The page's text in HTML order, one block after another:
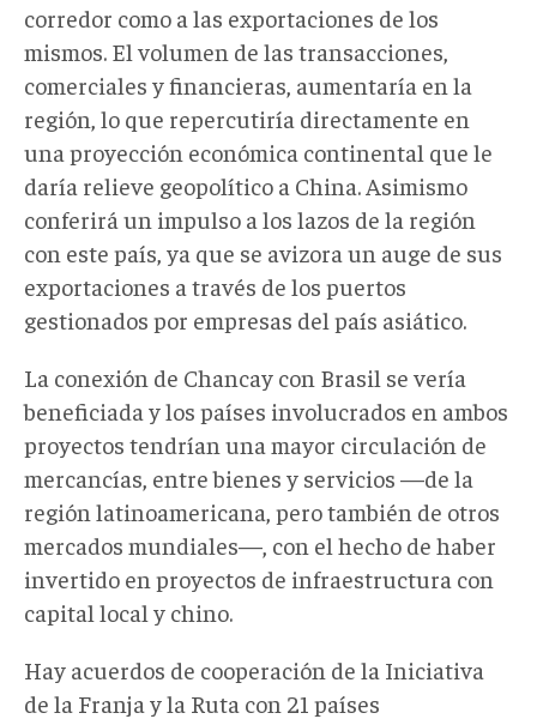
corredor como a las exportaciones de los
mismos. El volumen de las transacciones,
comerciales y financieras, aumentaría en la
región, lo que repercutiría directamente en
una proyección económica continental que le
daría relieve geopolítico a China. Asimismo
conferirá un impulso a los lazos de la región
con este país, ya que se avizora un auge de sus
exportaciones a través de los puertos
gestionados por empresas del país asiático.
La conexión de Chancay con Brasil se vería
beneficiada y los países involucrados en ambos
proyectos tendrían una mayor circulación de
mercancías, entre bienes y servicios —de la
región latinoamericana, pero también de otros
mercados mundiales—, con el hecho de haber
invertido en proyectos de infraestructura con
capital local y chino.
Hay acuerdos de cooperación de la Iniciativa
de la Franja y la Ruta con 21 países